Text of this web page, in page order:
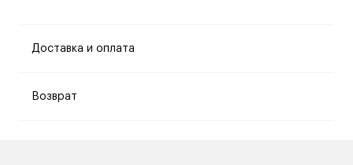
Доставка и оплата
Возврат